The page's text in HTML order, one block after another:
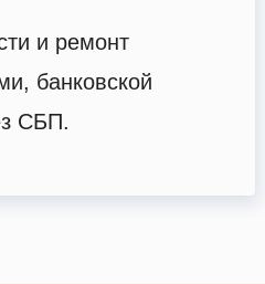
и ремонт
банковской
СБП.